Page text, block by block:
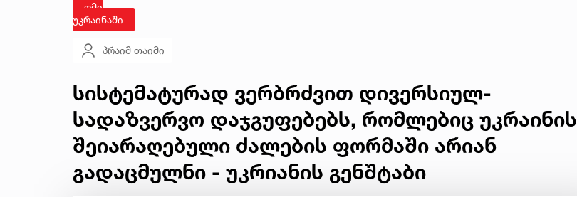
ომი
უკრაინაში
პრაიმ თაიმი
სისტემატურად ვერბრძვით დივერსიულ-
სადაზვერვო დაჯგუფებებს, რომლებიც უკრაინის
შეიარაღებული ძალების ფორმაში არიან
გადაცმულნი - უკრიანის გენშტაბი